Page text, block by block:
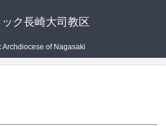
ク長崎大司教区
Archdiocese of Nagasaki